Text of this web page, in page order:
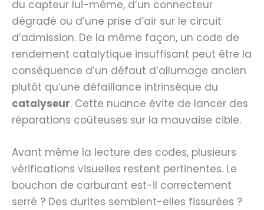
du capteur lui-même, d’un connecteur
dégradé ou d’une prise d’air sur le circuit
d’admission. De la même façon, un code de
rendement catalytique insuffisant peut être la
conséquence d’un défaut d’allumage ancien
plutôt qu’une défaillance intrinsèque du
catalyseur. Cette nuance évite de lancer des
réparations coûteuses sur la mauvaise cible.
Avant même la lecture des codes, plusieurs
vérifications visuelles restent pertinentes. Le
bouchon de carburant est-il correctement
serré ? Des durites semblent-elles fissurées ?